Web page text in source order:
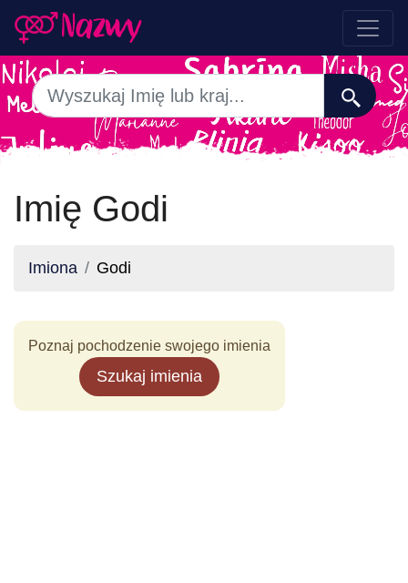
Imię Godi
Imiona Godi
Poznaj pochodzenie swojego imienia
Szukaj imienia